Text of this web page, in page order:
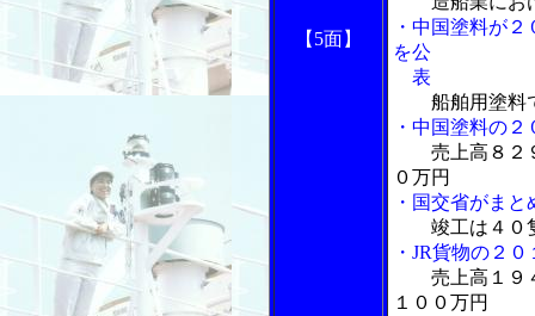
【5面】
・中国塗料が
を公
表
船舶用塗料
・中国塗料の
売上高８２
０万円
・国交省がま
竣工は４０
・JR貨物の２
売上高１９
１００万円